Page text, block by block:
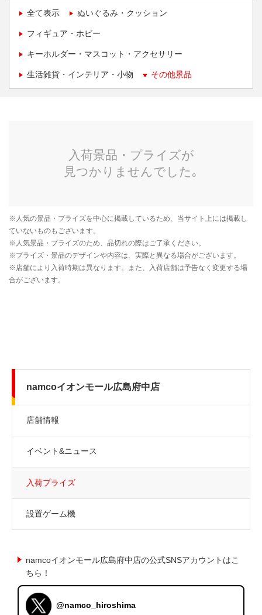
全て表示 ぬいぐるみ・クッション
フィギュア・ホビー
キーホルダー・マスコット・アクセサリー
生活雑貨・インテリア・小物 その他景品
namcoイオンモール広島府中店
店舗情報
イベント&ニュース
入荷プライズ
設置ゲーム機
namcoイオンモール広島府中店の公式SNSアカウントはこ
ちら！
@namco_hiroshima